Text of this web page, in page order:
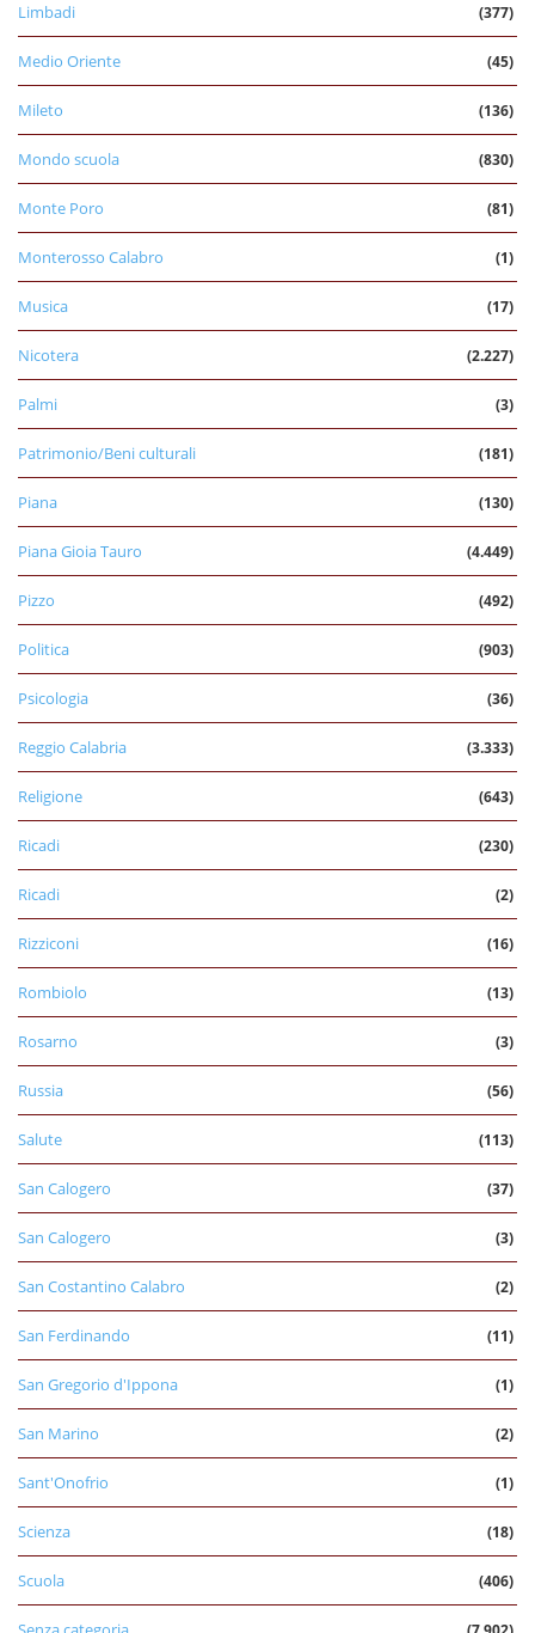
Limbadi (377)
Medio Oriente (45)
Mileto (136)
Mondo scuola (830)
Monte Poro (81)
Monterosso Calabro (1)
Musica (17)
Nicotera (2.227)
Palmi (3)
Patrimonio/Beni culturali (181)
Piana (130)
Piana Gioia Tauro (4.449)
Pizzo (492)
Politica (903)
Psicologia (36)
Reggio Calabria (3.333)
Religione (643)
Ricadi (230)
Ricadi (2)
Rizziconi (16)
Rombiolo (13)
Rosarno (3)
Russia (56)
Salute (113)
San Calogero (37)
San Calogero (3)
San Costantino Calabro (2)
San Ferdinando (11)
San Gregorio d'Ippona (1)
San Marino (2)
Sant'Onofrio (1)
Scienza (18)
Scuola (406)